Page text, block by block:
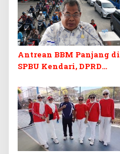
Antrean BBM Panjang di
SPBU Kendari, DPRD
Barcode Curang